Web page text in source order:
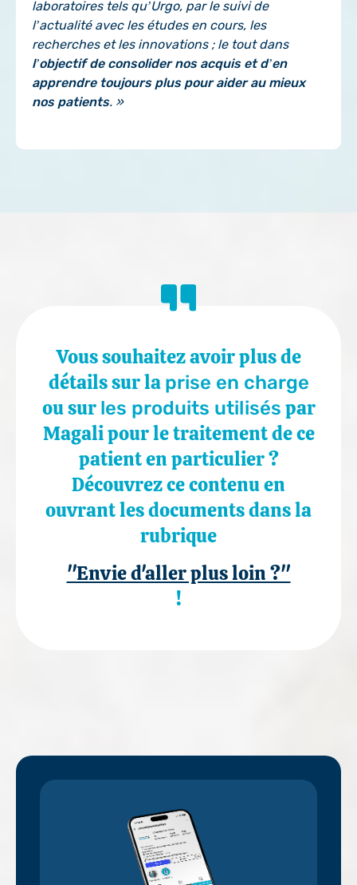
laboratoires tels qu’Urgo, par le suivi de
l’actualité avec les études en cours, les
recherches et les innovations ; le tout dans
l’objectif de consolider nos acquis et d’en
apprendre toujours plus pour aider au mieux
nos patients. »
Vous souhaitez avoir plus de
détails sur la prise en charge
ou sur les produits utilisés par
Magali pour le traitement de ce
patient en particulier ?
Découvrez ce contenu en
ouvrant les documents dans la
rubrique
"Envie d'aller plus loin ?"
!